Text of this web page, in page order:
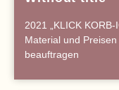
2021 „KLICK
Material und
beauftragen